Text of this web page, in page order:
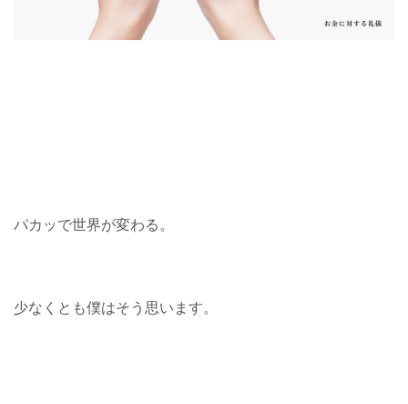
パカッで世界が変わる。
少なくとも僕はそう思います。